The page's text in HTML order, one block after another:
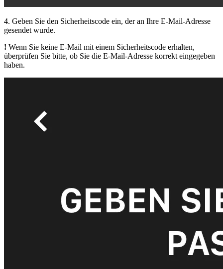
4. Geben Sie den Sicherheitscode ein, der an Ihre E-Mail-Adresse
gesendet wurde.
! Wenn Sie keine E-Mail mit einem Sicherheitscode erhalten,
überprüfen Sie bitte, ob Sie die E-Mail-Adresse korrekt eingegeben
haben.